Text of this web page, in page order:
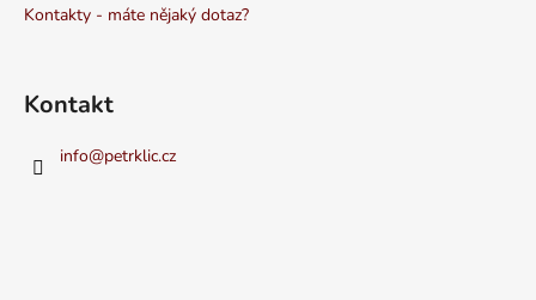
Kontakty - máte nějaký dotaz?
Kontakt
info@petrklic.cz